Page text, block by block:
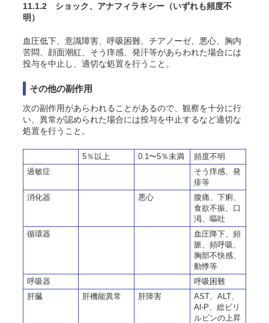
11.1.2 ショック、アナフィラキシー （いずれも頻度不
明）
血圧低下、意識障害、呼吸困難、チアノーゼ、悪心、胸内
苦悶、顔面潮紅、そう痒感、発汗等があらわれた場合には
投与を中止し、適切な処置を行うこと。
その他の副作用
次の副作用があらわれることがあるので、観察を十分に行
い、異常が認められた場合には投与を中止するなど適切な
処置を行うこと。
5％以上 0.1〜5％未満
頻度不明
過敏症
そう痒感、発
疹等
消化器
悪心
腹痛、下痢、
食欲不振、口
渇、嘔吐
循環器
血圧降下、頻
脈、頻呼吸、
胸部不快感、
動悸等
呼吸器
呼吸困難
肝臓
肝機能異常 肝障害
AST、ALT、
Al-P、総ビリ
ルビンの上昇